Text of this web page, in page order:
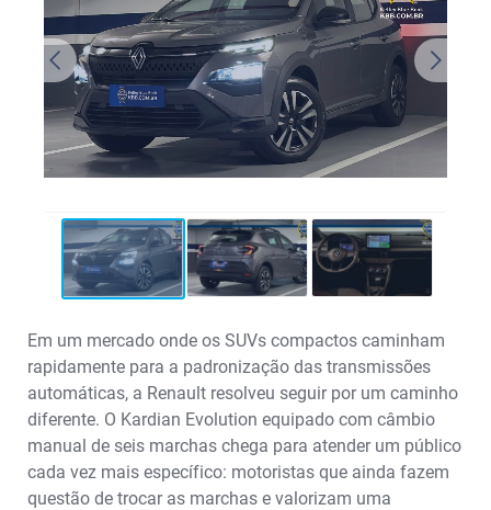
Em um mercado onde os SUVs compactos caminham
rapidamente para a padronização das transmissões
automáticas, a Renault resolveu seguir por um caminho
diferente. O Kardian Evolution equipado com câmbio
manual de seis marchas chega para atender um público
cada vez mais específico: motoristas que ainda fazem
questão de trocar as marchas e valorizam uma